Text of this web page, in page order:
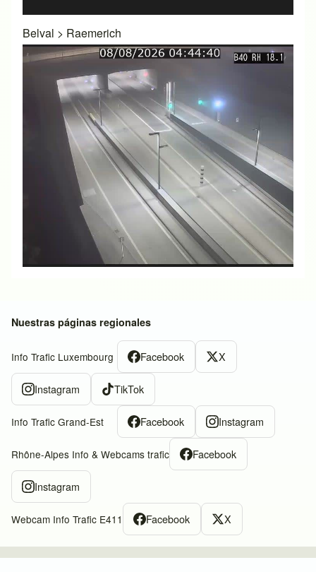
Belval > Raemerich
Nuestras páginas regionales
Info Trafic Luxembourg Facebook X
Instagram TikTok
Info Trafic Grand-Est Facebook Instagram
Rhône-Alpes Info & Webcams trafic Facebook
Instagram
Webcam Info Trafic E411 Facebook X